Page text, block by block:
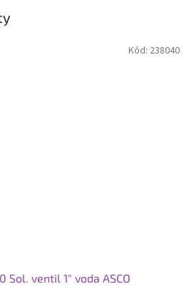
Sol. ventil 1" voda ASCO
Kód: 238040